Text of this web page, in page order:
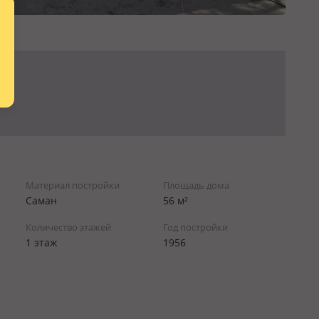
Материал постройки
Саман
Площадь дома
56 м²
Количество этажей
1 этаж
Год постройки
1956